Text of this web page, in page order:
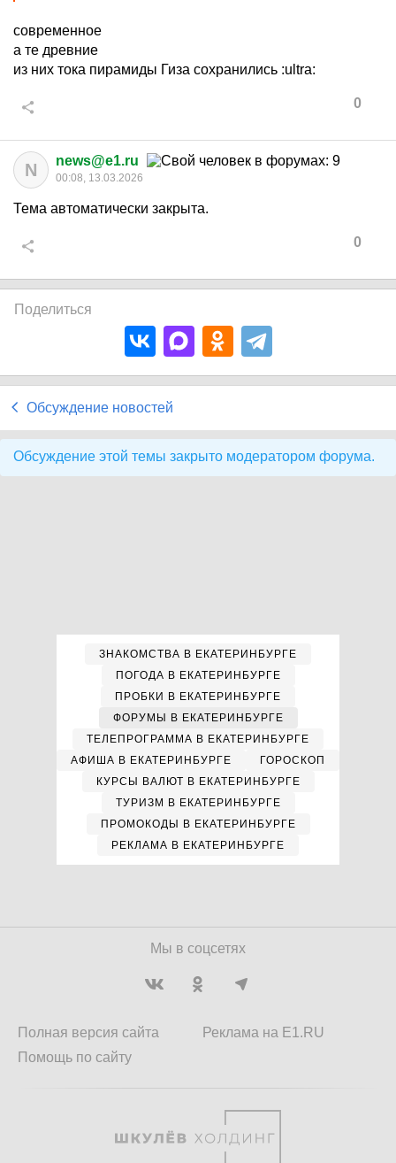
современное
а те древние
из них тока пирамиды Гиза сохранились :ultra:
0
N news@e1.ru
00:08, 13.03.2026
Тема автоматически закрыта.
0
Поделиться
Обсуждение новостей
Обсуждение этой темы закрыто модератором форума.
ЗНАКОМСТВА В ЕКАТЕРИНБУРГЕ
ПОГОДА В ЕКАТЕРИНБУРГЕ
ПРОБКИ В ЕКАТЕРИНБУРГЕ
ФОРУМЫ В ЕКАТЕРИНБУРГЕ
ТЕЛЕПРОГРАММА В ЕКАТЕРИНБУРГЕ
АФИША В ЕКАТЕРИНБУРГЕ
ГОРОСКОП
КУРСЫ ВАЛЮТ В ЕКАТЕРИНБУРГЕ
ТУРИЗМ В ЕКАТЕРИНБУРГЕ
ПРОМОКОДЫ В ЕКАТЕРИНБУРГЕ
РЕКЛАМА В ЕКАТЕРИНБУРГЕ
Мы в соцсетях
Полная версия сайта
Помощь по сайту
Реклама на E1.RU